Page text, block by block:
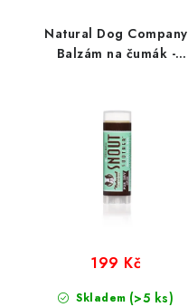
Natural Dog Company
Balzám na čumák -
Skladem (>5 ks)
199 Kč